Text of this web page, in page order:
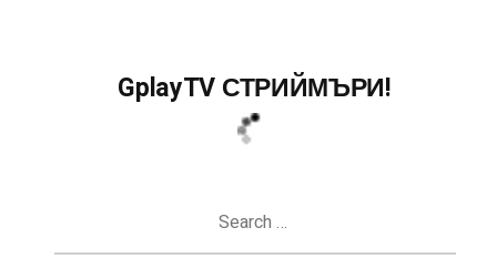
GplayTV СТРИЙМЪРИ!